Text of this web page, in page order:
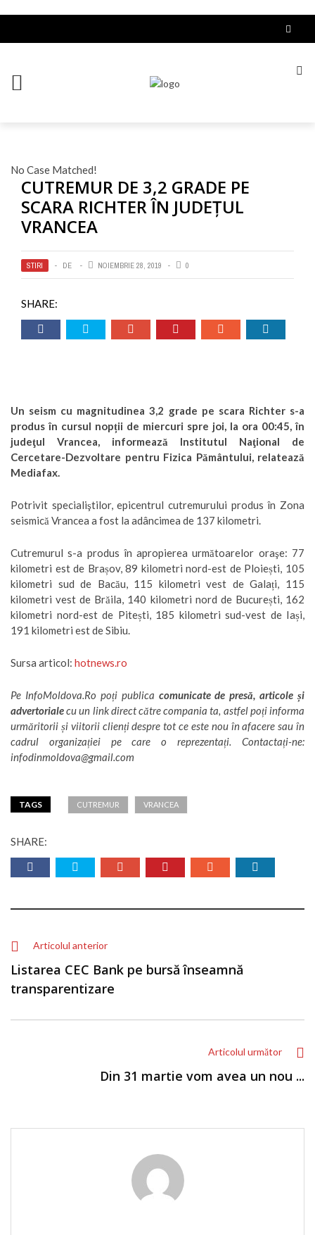
No Case Matched!
CUTREMUR DE 3,2 GRADE PE
SCARA RICHTER ÎN JUDEȚUL
VRANCEA
STIRI DE NOIEMBRIE 28, 2019 0
SHARE:
Un seism cu magnitudinea 3,2 grade pe scara Richter s-a
produs în cursul nopții de miercuri spre joi, la ora 00:45, în
judeţul Vrancea, informează Institutul Naţional de
Cercetare-Dezvoltare pentru Fizica Pământului, relatează
Mediafax.
Potrivit specialiştilor, epicentrul cutremurului produs în Zona
seismică Vrancea a fost la adâncimea de 137 kilometri.
Cutremurul s-a produs în apropierea următoarelor oraşe: 77
kilometri est de Brașov, 89 kilometri nord-est de Ploiești, 105
kilometri sud de Bacău, 115 kilometri vest de Galați, 115
kilometri vest de Brăila, 140 kilometri nord de București, 162
kilometri nord-est de Pitești, 185 kilometri sud-vest de Iași,
191 kilometri est de Sibiu.
Sursa articol: hotnews.ro
Pe InfoMoldova.Ro poți publica comunicate de presă, articole și
advertorialecu un link direct către compania ta, astfel poți informa
urmăritorii și viitorii clienți despre tot ce este nou în afacere sau în
cadrul organizației pe care o reprezentați. Contactați-ne:
infodinmoldova@gmail.com
TAGS CUTREMUR VRANCEA
SHARE:
Articolul anterior
Listarea CEC Bank pe bursă înseamnă
transparentizare
Articolul următor
Din 31 martie vom avea un nou ...